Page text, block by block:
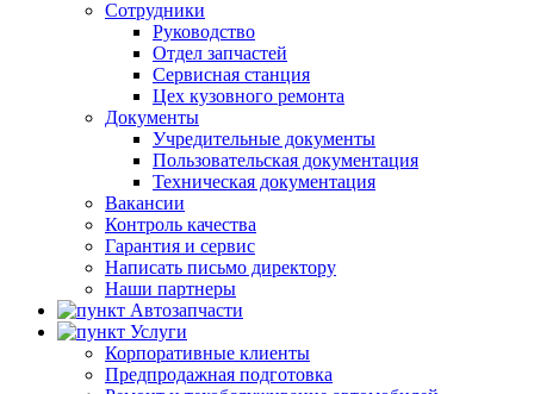
Сотрудники
Руководство
Отдел запчастей
Сервисная станция
Цех кузовного ремонта
Документы
Учредительные документы
Пользовательская документация
Техническая документация
Вакансии
Контроль качества
Гарантия и сервис
Написать письмо директору
Наши партнеры
Автозапчасти
Услуги
Корпоративные клиенты
Предпродажная подготовка